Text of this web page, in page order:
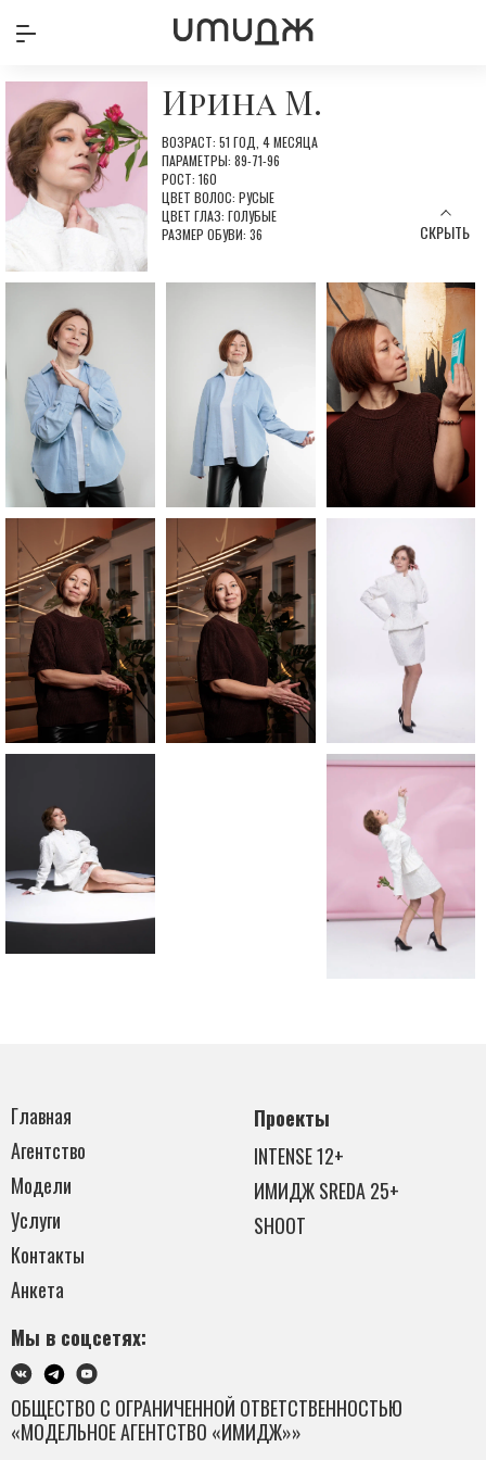
Ирина М.
ВОЗРАСТ: 51 ГОД, 4 МЕСЯЦА
ПАРАМЕТРЫ: 89-71-96
РОСТ: 160
ЦВЕТ ВОЛОС: РУСЫЕ
ЦВЕТ ГЛАЗ: ГОЛУБЫЕ
РАЗМЕР ОБУВИ: 36
СКРЫТЬ
Главная
Агентство
Модели
Услуги
Контакты
Анкета
Проекты
INTENSE 12+
ИМИДЖ SREDA 25+
SHOOT
Мы в соцсетях:
ОБЩЕСТВО С ОГРАНИЧЕННОЙ ОТВЕТСТВЕННОСТЬЮ
«МОДЕЛЬНОЕ АГЕНТСТВО «ИМИДЖ»»